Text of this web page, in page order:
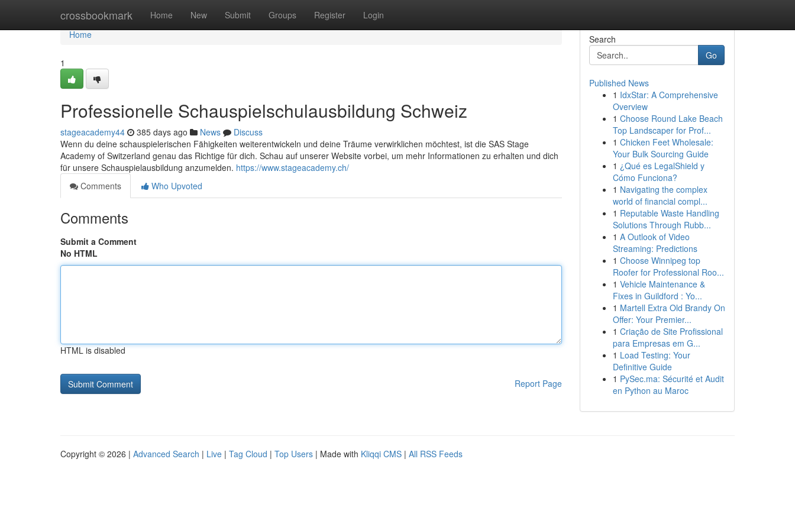
crossbookmark Home New Submit Groups Register Login
Home
Home
1
Professionelle Schauspielschulausbildung Schweiz
stageacademy44 385 days ago News
Discuss
Wenn du deine schauspielerischen Fähigkeiten weiterentwickeln und deine Träume verwirklichen möchtest, ist die SAS Stage
Academy of Switzerland genau das Richtige für dich. Schau auf unserer Website vorbei, um mehr Informationen zu erhalten und dich
für unsere Schauspielausbildung anzumelden. https://www.stageacademy.ch/
Comments
Who Upvoted
Comments
Submit a Comment
No HTML
HTML is disabled
Report Page
Search
Go
Published News
1 IdxStar: A Comprehensive
Overview
1 Choose Round Lake Beach
Top Landscaper for Prof...
1 Chicken Feet Wholesale:
Your Bulk Sourcing Guide
1 ¿Qué es LegalShield y
Cómo Funciona?
1 Navigating the complex
world of financial compl...
1 Reputable Waste Handling
Solutions Through Rubb...
1 A Outlook of Video
Streaming: Predictions
1 Choose Winnipeg top
Roofer for Professional Roo...
1 Vehicle Maintenance &
Fixes in Guildford : Yo...
1 Martell Extra Old Brandy On
Offer: Your Premier...
1 Criação de Site Profissional
para Empresas em G...
1 Load Testing: Your
Definitive Guide
1 PySec.ma: Sécurité et Audit
en Python au Maroc
Copyright © 2026 | Advanced Search | Live | Tag Cloud | Top Users | Made with Kliqqi CMS | All RSS Feeds